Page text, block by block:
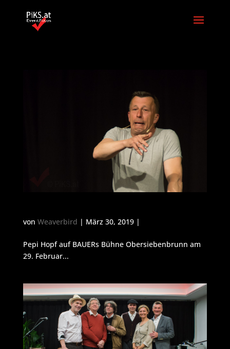
von Weaverbird | März 30, 2019 |
Pepi Hopf auf BAUERs Bühne Obersiebenbrunn am
29. Februar...